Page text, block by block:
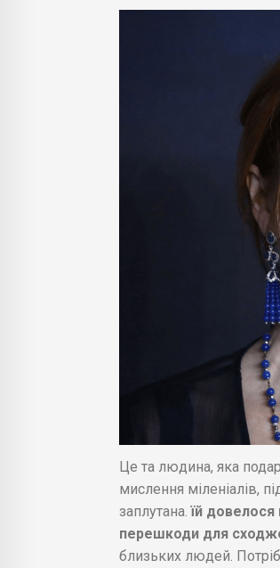
Це та людина, яка
мислення міленіалів,
заплутана. їй довелося
перешкоди для
близьких людей.